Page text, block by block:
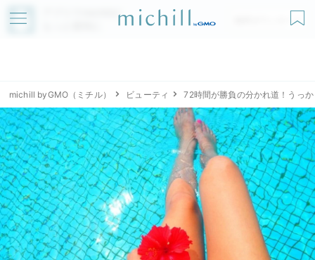
アプリでmichillが
無料ダウンロード
michill byGMO（ミチル） ビューティ 72時間が勝負の分かれ道！うっ